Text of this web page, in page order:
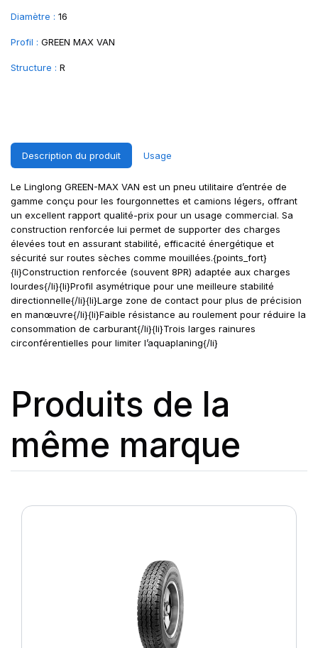
Diamètre : 16
Profil : GREEN MAX VAN
Structure : R
Description du produit Usage
Le Linglong GREEN-MAX VAN est un pneu utilitaire d’entrée de
gamme conçu pour les fourgonnettes et camions légers, offrant
un excellent rapport qualité-prix pour un usage commercial. Sa
construction renforcée lui permet de supporter des charges
élevées tout en assurant stabilité, efficacité énergétique et
sécurité sur routes sèches comme mouillées.{points_fort}
{li}Construction renforcée (souvent 8PR) adaptée aux charges
lourdes{/li}{li}Profil asymétrique pour une meilleure stabilité
directionnelle{/li}{li}Large zone de contact pour plus de précision
en manœuvre{/li}{li}Faible résistance au roulement pour réduire la
consommation de carburant{/li}{li}Trois larges rainures
circonférentielles pour limiter l’aquaplaning{/li}
Produits de la
même marque